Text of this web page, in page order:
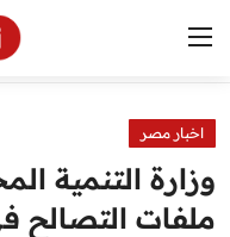
الرئيسية
اخبار مصر
اخبار مصر
وزارة التنمية
ملفات التصالح